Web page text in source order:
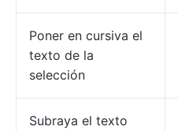
Poner en cursiva el
texto de la
selección
Subraya el texto